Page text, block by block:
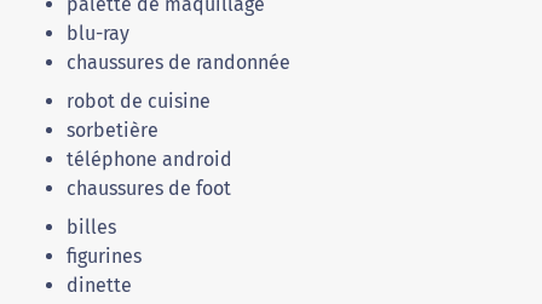
blu-ray
chaussures de randonnée
robot de cuisine
sorbetière
téléphone android
chaussures de foot
billes
figurines
dinette